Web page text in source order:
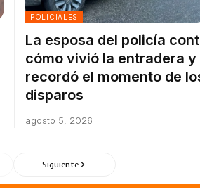
POLICIALES
La esposa del policía
cómo vivió la entradera y
recordó el momento de
disparos
agosto 5, 2026
Siguiente